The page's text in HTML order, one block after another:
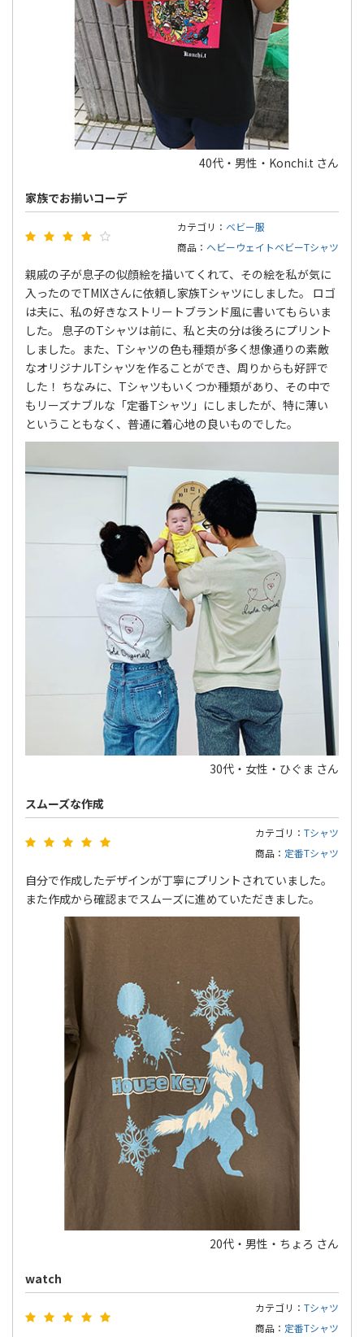
40代・男性・Konchi.t さん
家族でお揃いコーデ
カテゴリ： ベビー服
商品： ヘビーウェイトベビーTシャツ
親戚の子が息子の似顔絵を描いてくれて、その絵を私が気に
入ったのでTMIXさんに依頼し家族Tシャツにしました。 ロゴ
は夫に、私の好きなストリートブランド風に書いてもらいま
した。 息子のTシャツは前に、私と夫の分は後ろにプリント
しました。また、Tシャツの色も種類が多く想像通りの素敵
なオリジナルTシャツを作ることができ、周りからも好評で
した！ ちなみに、Tシャツもいくつか種類があり、その中で
もリーズナブルな「定番Tシャツ」にしましたが、特に薄い
ということもなく、普通に着心地の良いものでした。
30代・女性・ひぐま さん
スムーズな作成
カテゴリ： Tシャツ
商品： 定番Tシャツ
自分で作成したデザインが丁寧にプリントされていました。
また作成から確認までスムーズに進めていただきました。
20代・男性・ちょろ さん
watch
カテゴリ： Tシャツ
商品： 定番Tシャツ